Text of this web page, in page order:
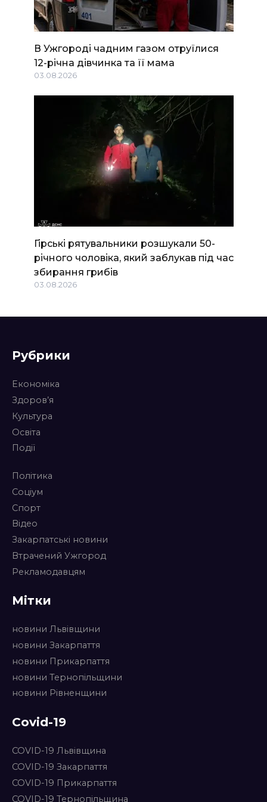
В Ужгороді чадним газом отруїлися
12-річна дівчинка та її мама
03.08.2026
Гірські рятувальники розшукали 50-
річного чоловіка, який заблукав під час
збирання грибів
03.08.2026
Рубрики
Економіка
Здоров’я
Культура
Освіта
Події
Політика
Соціум
Спорт
Відео
Закарпатські новини
Втрачений Ужгород
Рекламодавцям
Мітки
новини Львівщини
новини Закарпаття
новини Прикарпаття
новини Тернопільщини
новини Рівненщини
Covid-19
COVID-19 Львівщина
COVID-19 Закарпаття
COVID-19 Прикарпаття
COVID-19 Тернопільщина